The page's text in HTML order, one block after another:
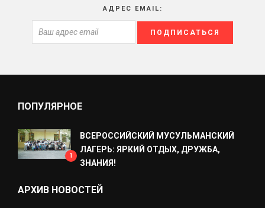
АДРЕС EMAIL:
ПОПУЛЯРНОЕ
1
ВСЕРОССИЙСКИЙ МУСУЛЬМАНСКИЙ
ЛАГЕРЬ: ЯРКИЙ ОТДЫХ, ДРУЖБА,
ЗНАНИЯ!
АРХИВ НОВОСТЕЙ